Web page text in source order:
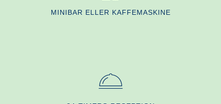
MINIBAR ELLER KAFFEMASKINE